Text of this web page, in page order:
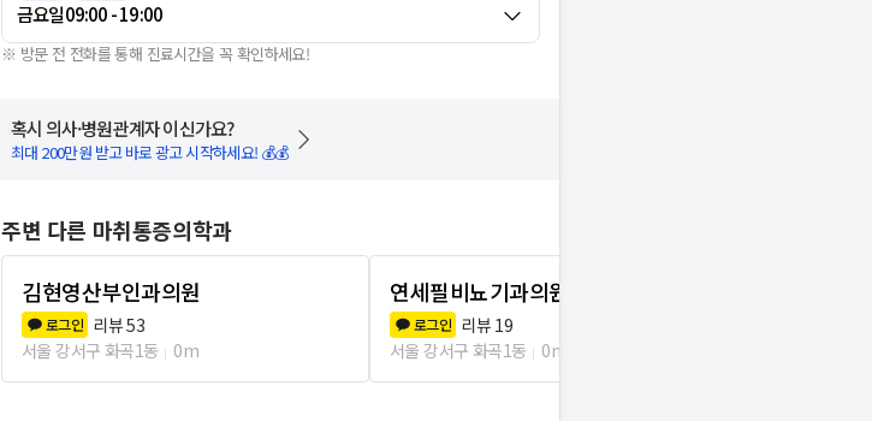
금요일09:00 - 19:00
※ 방문 전 전화를 통해 진료시간을 꼭 확인하세요!
혹시 의사·병원관계자 이신가요?
최대 200만원 받고 바로 광고 시작하세요! 💰💰
주변 다른 마취통증의학과
김현영산부인과의원
로그인 리뷰53
서울 강서구 화곡1동
0m
연세필비뇨기과의원
로그인 리뷰 19
서울 강서구 화곡1동
0m